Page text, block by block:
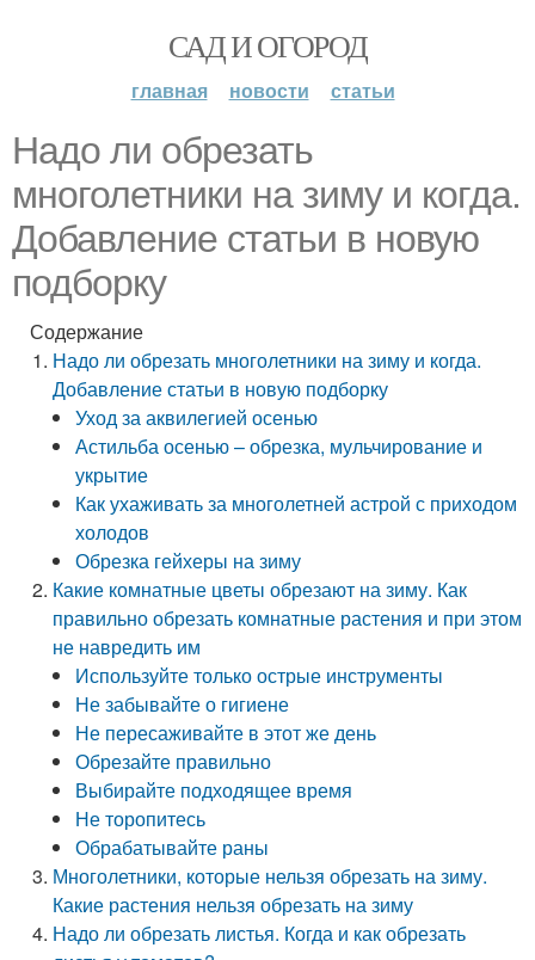
САД И ОГОРОД
главная новости статьи
Надо ли обрезать
многолетники на зиму и когда.
Добавление статьи в новую
подборку
Содержание
Надо ли обрезать многолетники на зиму и когда.
Добавление статьи в новую подборку
Уход за аквилегией осенью
Астильба осенью – обрезка, мульчирование и
укрытие
Как ухаживать за многолетней астрой с приходом
холодов
Обрезка гейхеры на зиму
Какие комнатные цветы обрезают на зиму. Как
правильно обрезать комнатные растения и при этом
не навредить им
Используйте только острые инструменты
Не забывайте о гигиене
Не пересаживайте в этот же день
Обрезайте правильно
Выбирайте подходящее время
Не торопитесь
Обрабатывайте раны
Многолетники, которые нельзя обрезать на зиму.
Какие растения нельзя обрезать на зиму
Надо ли обрезать листья. Когда и как обрезать